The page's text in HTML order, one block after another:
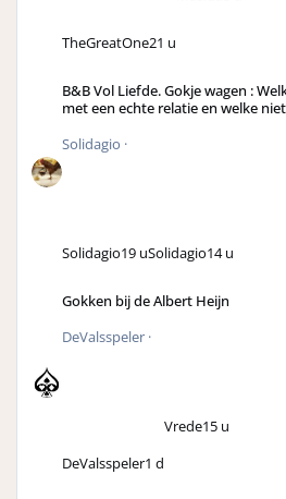
TheGreatOne21 u
B&B Vol Liefde. Gokje wagen :
met een echte relatie en welke
Solidagio ·
Solidagio19 uSolidagio14 u
Gokken bij de Albert Heijn
DeValsspeler ·
DeValsspeler1 d
Vrede15 u